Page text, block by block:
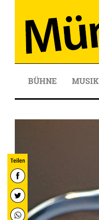
BÜHNE MUSIK